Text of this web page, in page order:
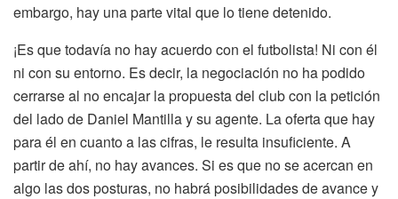
embargo, hay una parte vital que lo tiene detenido.
¡Es que todavía no hay acuerdo con el futbolista! Ni con él
ni con su entorno. Es decir, la negociación no ha podido
cerrarse al no encajar la propuesta del club con la petición
del lado de Daniel Mantilla y su agente. La oferta que hay
para él en cuanto a las cifras, le resulta insuficiente. A
partir de ahí, no hay avances. Si es que no se acercan en
algo las dos posturas, no habrá posibilidades de avance y